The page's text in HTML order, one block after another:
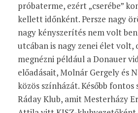
próbaterme, ezért „cserébe”
kellett időnként. Persze nagy
nagy kényszerítés nem volt
utcában is nagy zenei élet
megnézni például a Donauer
előadásait, Molnár Gergely és
közös színházát. Később
Ráday Klub, amit Mesterházy